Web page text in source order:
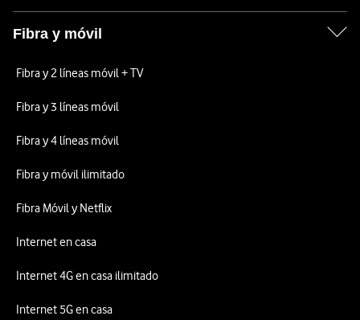
Fibra y móvil
Fibra y 2 líneas móvil + TV
Fibra y 3 líneas móvil
Fibra y 4 líneas móvil
Fibra y móvil ilimitado
Fibra Móvil y Netflix
Internet en casa
Internet 4G en casa ilimitado
Internet 5G en casa